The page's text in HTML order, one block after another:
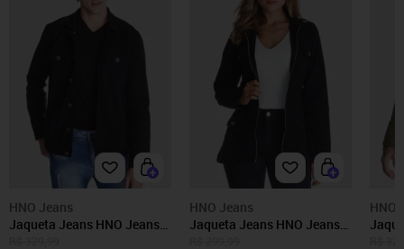
HNO Jeans
Jaqueta Jeans HNO Jeans
HNO Jeans
Jaqueta Jeans HNO Jeans
HNO